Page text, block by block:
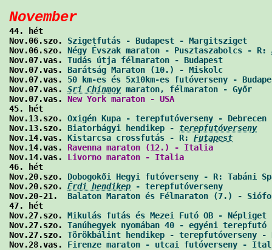
November
44. hét
Nov.06.szo. Szigetfutás - Budapest - Margitsziget
Nov.06.szo. Négy Évszak maraton - Pusztaszabolcs - R:
Nov.07.vas. Tudás útja félmaraton - Budapest
Nov.07.vas. Barátság Maraton (10.) - Miskolc
Nov.07.vas. 50 km-es és 5x10km-es futóverseny -
Nov.07.vas. Sri Chinmoy maraton, félmaraton - Győr
Nov.07.vas. New York maraton - USA
45. hét
Nov.13.szo. Oxigén Kupa - terepfutóverseny -
Nov.13.szo. Biatorbágyi hendikep - terepfutóverseny
Nov.14.vas. Kistarcsa crossfutás - R: Futapest
Nov.14.vas. Ravenna maraton (12.) - Italia
Nov.14.vas. Livorno maraton - Italia
46. hét
Nov.20.szo. Dobogokői Hegyi futóverseny - R: Tabáni
Nov.20.szo. Érdi hendikep - terepfutóverseny
Nov.20-21. Balaton Maraton és Félmaraton (7.) -
47. hét
Nov.27.szo. Mikulás futás és Mezei Futó OB - Népliget
Nov.27.szo. Tanúhegyek nyomában 40 - egyéni
Nov.27.szo. Törökbálint hendikep - terepfutóverseny
Nov.28.vas. Firenze maraton - utcai futóverseny -